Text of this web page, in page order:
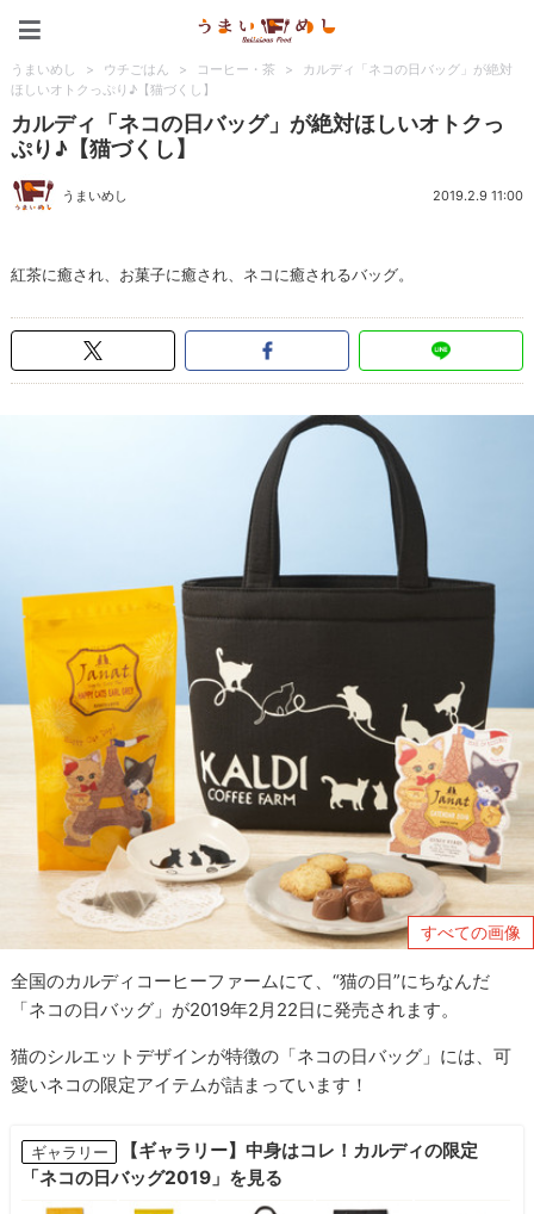
うまいめし > ウチごはん > コーヒー・茶 >
カルディ「ネコの日バッグ」が絶対
ほしいオトクっぷり♪【猫づくし】
カルディ「ネコの日バッグ」が絶対ほしいオトクっ
ぷり♪【猫づくし】
うまいめし 2019.2.9 11:00
紅茶に癒され、お菓子に癒され、ネコに癒されるバッグ。
すべての画像
全国のカルディコーヒーファームにて、“猫の日”にちなんだ
「ネコの日バッグ」が2019年2月22日に発売されます。
猫のシルエットデザインが特徴の「ネコの日バッグ」には、可
愛いネコの限定アイテムが詰まっています！
ギャラリー
【ギャラリー】中身はコレ！カルディの限定
「ネコの日バッグ2019」を見る